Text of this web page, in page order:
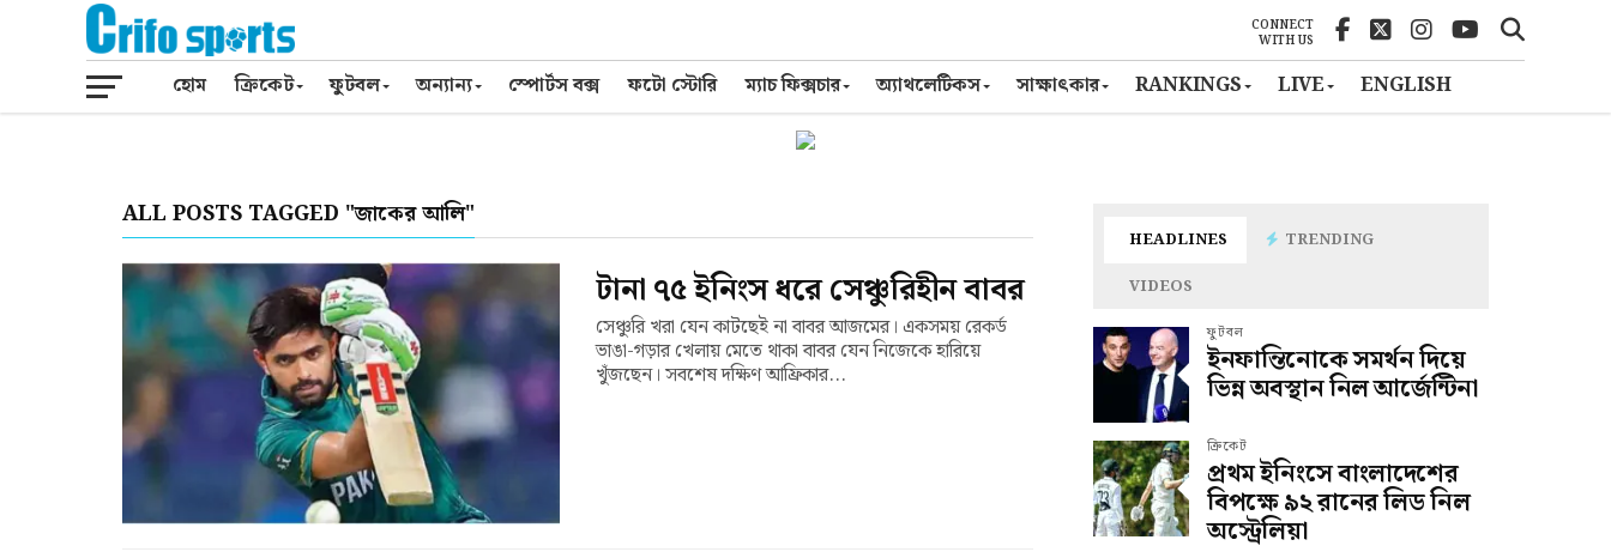
CONNECT
WITH US
হোম ক্রিকেট ফুটবল অন্যান্য স্পোর্টস বক্স ফটো স্টোরি ম্যাচ ফিক্সচার অ্যাথলেটিকস সাক্ষাৎকার RANKINGS LIVE ENGLISH
ALL POSTS TAGGED "জাকের আলি"
টানা ৭৫ ইনিংস ধরে সেঞ্চুরিহীন বাবর
সেঞ্চুরি খরা যেন কাটছেই না বাবর আজমের। একসময় রেকর্ড
ভাঙা-গড়ার খেলায় মেতে থাকা বাবর যেন নিজেকে হারিয়ে
খুঁজছেন। সবশেষ দক্ষিণ আফ্রিকার...
HEADLINES
TRENDING
VIDEOS
ফুটবল
ইনফান্তিনোকে সমর্থন দিয়ে
ভিন্ন অবস্থান নিল আর্জেন্টিনা
ক্রিকেট
প্রথম ইনিংসে বাংলাদেশের
বিপক্ষে ৯২ রানের লিড নিল
অস্ট্রেলিয়া